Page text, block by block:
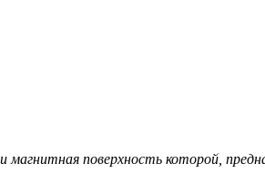
поверхность которой,